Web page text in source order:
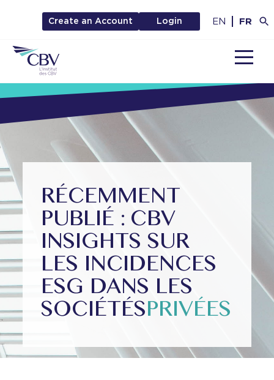
Create an Account Login EN FR
RÉCEMMENT
PUBLIÉ : CBV
INSIGHTS SUR
LES INCIDENCES
ESG DANS LES
SOCIÉTÉSPRIVÉES